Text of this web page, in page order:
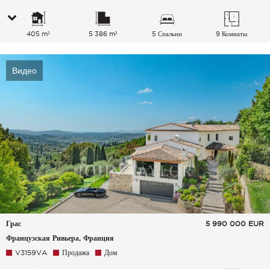
405 m² 5 386 m² 5 Спальни 9 Комнаты
Видео
Грас
Французская Ривьера, Франция
5 990 000 EUR
V3159VA Продажа Дом